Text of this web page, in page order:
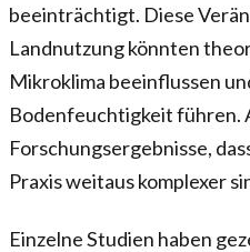
beeinträchtigt. Diese
Landnutzung könnten
Mikroklima beeinflussen
Bodenfeuchtigkeit führen.
Forschungsergebnisse,
Praxis weitaus komplexer
Einzelne Studien haben